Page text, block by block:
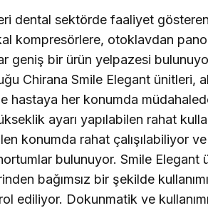
dental sektörde faaliyet
kompresörlere, otoklavdan
geniş bir ürün yelpazesi
Chirana Smile Elegant ünitleri,
hastaya her konumda
ayarı yapılabilen rahat
konumda rahat çalışılabiliyor
bulunuyor. Smile Elegant
bağımsız bir şekilde
ediliyor. Dokunmatik ve